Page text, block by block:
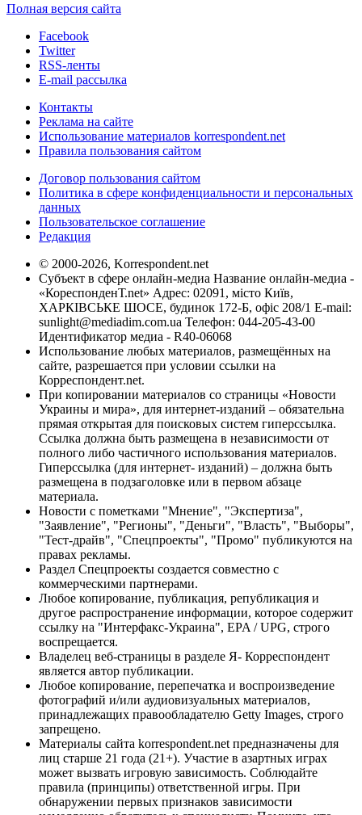
Полная версия сайта
Facebook
Twitter
RSS-ленты
E-mail рассылка
Контакты
Реклама на сайте
Использование материалов korrespondent.net
Правила пользования сайтом
Договор пользования сайтом
Политика в сфере конфиденциальности и персональных
данных
Пользовательское соглашение
Редакция
© 2000-2026, Korrespondent.net
Субъект в сфере онлайн-медиа Название онлайн-медиа -
«КореспонденТ.net» Адрес: 02091, місто Київ,
ХАРКІВСЬКЕ ШОСЕ, будинок 172-Б, офіс 208/1 E-mail:
sunlight@mediadim.com.ua Телефон: 044-205-43-00
Идентификатор медиа - R40-06068
Использование любых материалов, размещённых на
сайте, разрешается при условии ссылки на
Корреспондент.net.
При копировании материалов со страницы «Новости
Украины и мира», для интернет-изданий – обязательна
прямая открытая для поисковых систем гиперссылка.
Ссылка должна быть размещена в независимости от
полного либо частичного использования материалов.
Гиперссылка (для интернет- изданий) – должна быть
размещена в подзаголовке или в первом абзаце
материала.
Новости с пометками "Мнение", "Экспертиза",
"Заявление", "Регионы", "Деньги", "Власть", "Выборы",
"Тест-драйв", "Спецпроекты", "Промо" публикуются на
правах рекламы.
Раздел Спецпроекты создается совместно с
коммерческими партнерами.
Любое копирование, публикация, републикация и
другое распространение информации, которое содержит
ссылку на "Интерфакс-Украина", EPA / UPG, строго
воспрещается.
Владелец веб-страницы в разделе Я- Корреспондент
является автор публикации.
Любое копирование, перепечатка и воспроизведение
фотографий и/или аудиовизуальных материалов,
принадлежащих правообладателю Getty Images, строго
запрещено.
Материалы сайта korrespondent.net предназначены для
лиц старше 21 года (21+). Участие в азартных играх
может вызвать игровую зависимость. Соблюдайте
правила (принципы) ответственной игры. При
обнаружении первых признаков зависимости